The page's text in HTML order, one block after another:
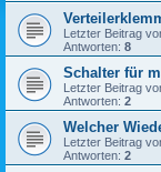
Letzter Beitrag
Antworten: 8
Schalter für
Letzter Beitrag
Antworten: 2
Welcher
Letzter Beitrag
Antworten: 2